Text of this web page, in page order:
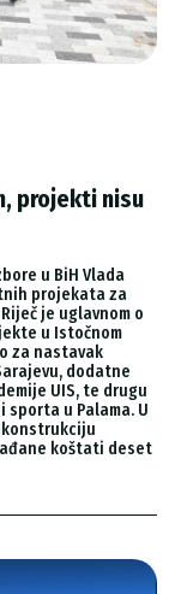
projekti nisu
u BiH Vlada
projekata za
je uglavnom o
u Istočnom
za nastavak
dodatne
UIS, te drugu
u Palama. U
koštati deset